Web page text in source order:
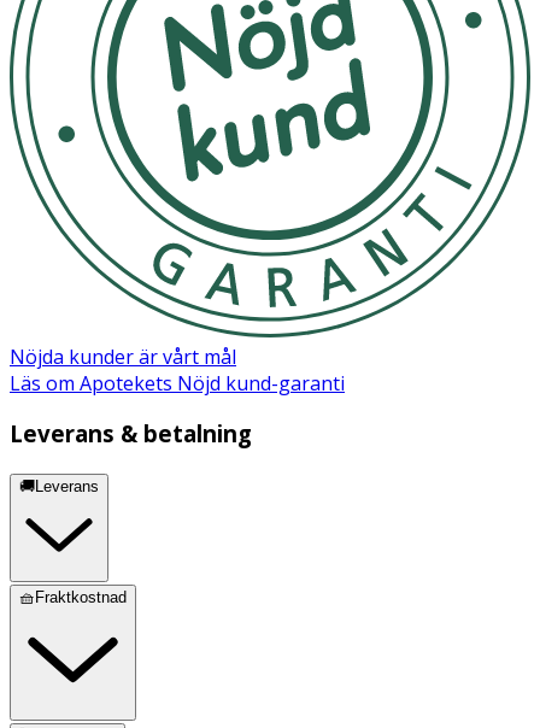
Förvaring
Förvaras torrt och utom räckhåll för djur när den inte
används.
Nöjda kunder är vårt mål
Läs om Apotekets Nöjd kund-garanti
Leverans & betalning
🚚Leverans
🧺Fraktkostnad